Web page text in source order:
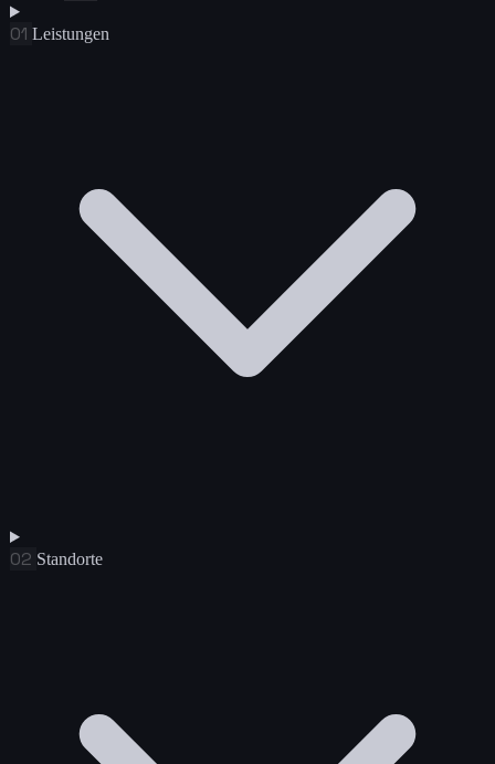
01 Leistungen
02 Standorte